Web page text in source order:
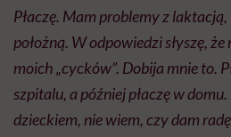
Płaczę. Mam problemy z
położną. W odpowiedzi słyszę,
moich „cycków”. Dobija mnie to.
szpitalu, a później płaczę w
dzieckiem, nie wiem, czy dam